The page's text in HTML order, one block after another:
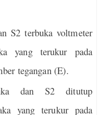
S2 terbuka voltmeter
yang terukur pada
tegangan (E).
dan S2 ditutup
yang terukur pada